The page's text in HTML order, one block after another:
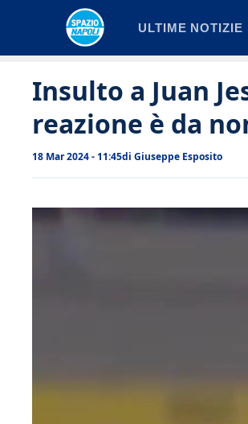
ULTIME NOTIZIE
Insulto a Juan
reazione è da
18 Mar 2024 - 11:45di Giuseppe Esposito